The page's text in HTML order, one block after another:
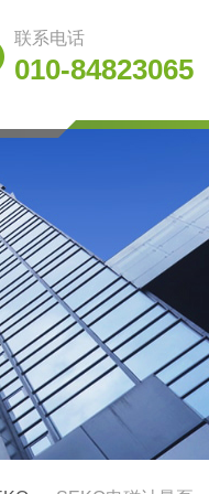
联系电话
010-84823065